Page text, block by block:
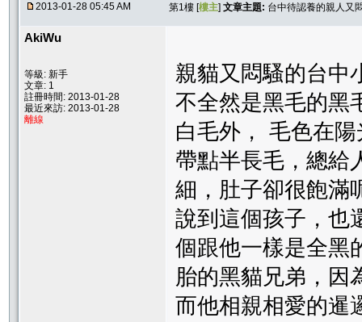
2013-01-28 05:45 AM 第1樓 [樓主] 文章主題: 台中待認養的親人又
AkiWu
等級: 新手
文章: 1
註冊時間: 2013-01-28
最近來訪: 2013-01-28
離線
親貓又悶騷的台中
不全然是黑毛的黑
白毛外， 毛色在
帶點半長毛，總給
細，肚子卻很飽滿
說到這個孩子，也
個跟他一樣是全黑
胎的黑貓兄弟，因
而他相親相愛的暹